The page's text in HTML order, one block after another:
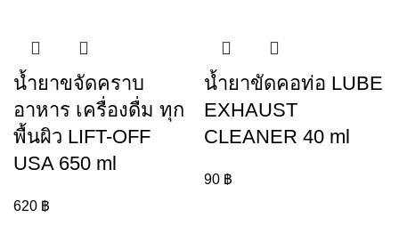
น้ำยาขจัดคราบ
อาหาร เครื่องดื่ม ทุก
พื้นผิว LIFT-OFF
USA 650 ml
620 ฿
น้ำยาขัดคอท่อ LUBE
EXHAUST
CLEANER 40 ml
90 ฿